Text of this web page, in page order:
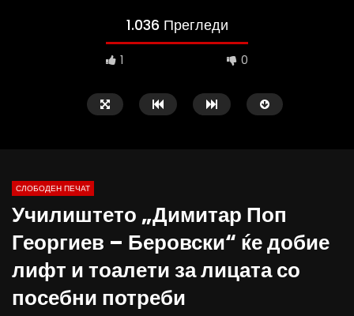
1.036 Прегледи
1 0
Вести на „Слободен Печат“
07.08.2026
АВГУСТ 7, 2026
0
1.4K 15 0
06.08.2026
СЛОБОДЕН ПЕЧАТ
Училиштето „Димитар Поп
Георгиев – Беровски“ ќе добие
лифт и тоалети за лицата со
посебни потреби